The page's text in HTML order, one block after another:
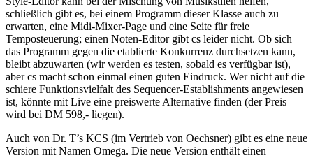
schließlich gibt es, bei einem Programm dieser Klasse auch zu
erwarten, eine Midi-Mixer-Page und eine Seite für freie
Temposteuerung; einen Noten-Editor gibt cs leider nicht. Ob sich
das Programm gegen die etablierte Konkurrenz durchsetzen kann,
bleibt abzuwarten (wir werden es testen, sobald es verfügbar ist),
aber cs macht schon einmal einen guten Eindruck. Wer nicht auf die
schiere Funktionsvielfalt des Sequencer-Establishments angewiesen
ist, könnte mit Live eine preiswerte Alternative finden (der Preis
wird bei DM 598,- liegen).
Auch von Dr. T’s KCS (im Vertrieb von Oechsner) gibt es eine neue
Version mit Namen Omega. Die neue Version enthält einen